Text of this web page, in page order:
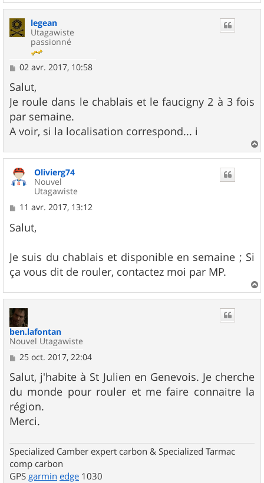
a
legean
Utagawiste
passionné
M
s
s
a
g
e
02 avr. 2017, 10:58
Salut,
Je roule dans le chablais et le faucigny 2 à 3 fois
par semaine.
A voir, si la localisation correspond... i
a
Olivierg74
Nouvel
Utagawiste
M
s
s
g
e
11 avr. 2017, 13:12
Salut,
Je suis du chablais et disponible en semaine ; Si
ça vous dit de rouler, contactez moi par MP.
a
ben.lafontan
Nouvel Utagawiste
M
s
s
a
g
e
25 oct. 2017, 22:04
Salut, j'habite à St Julien en Genevois. Je cherche
du monde pour rouler et me faire connaitre la
région.
Merci.
Specialized Camber expert carbon & Specialized Tarmac
comp carbon
GPS garmin edge 1030